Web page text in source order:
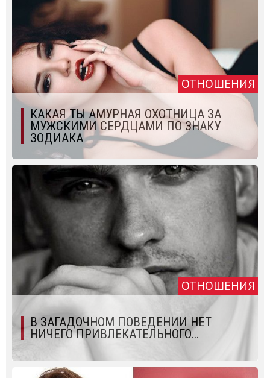
ОТНОШЕНИЯ
КАКАЯ ТЫ АМУРНАЯ ОХОТНИЦА ЗА
МУЖСКИМИ СЕРДЦАМИ ПО ЗНАКУ
ЗОДИАКА
ОТНОШЕНИЯ
В ЗАГАДОЧНОМ ПОВЕДЕНИИ НЕТ
НИЧЕГО ПРИВЛЕКАТЕЛЬНОГО...